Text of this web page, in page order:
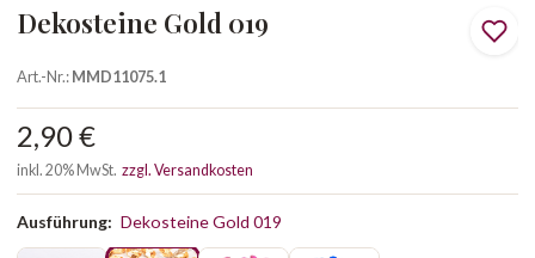
Dekosteine Gold 019
Art.-Nr.:MMD11075.1
2,90 €
inkl. 20% MwSt. zzgl. Versandkosten
Ausführung: Dekosteine Gold 019